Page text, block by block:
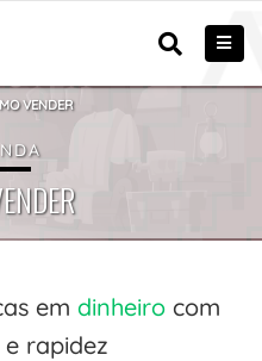
VENDER
em dinheiro com
rapidez